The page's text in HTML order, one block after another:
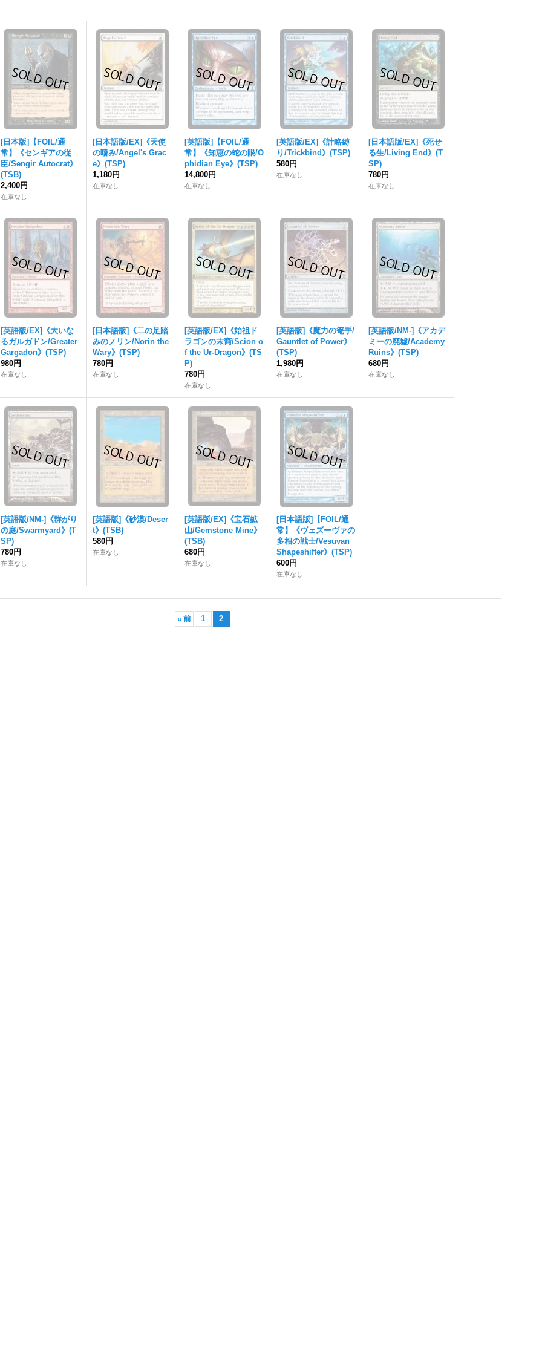
[日本版]【FOIL/通
常】《センギアの従
臣/Sengir Autocrat》
(TSB)
2,400円
在庫なし
[日本語版/EX]《天使
の嗜み/Angel's Grac
e》(TSP)
1,180円
在庫なし
[英語版]【FOIL/通
常】《知恵の蛇の眼/O
phidian Eye》(TSP)
14,800円
在庫なし
[英語版/EX]《計略縛
り/Trickbind》(TSP)
580円
在庫なし
[日本語版/EX]《死せ
る生/Living End》(T
SP)
780円
在庫なし
[英語版/EX]《大いな
るガルガドン/Greater
Gargadon》(TSP)
980円
在庫なし
[日本語版]《二の足踏
みのノリン/Norin the
Wary》(TSP)
780円
在庫なし
[英語版/EX]《始祖ド
ラゴンの末裔/Scion o
f the Ur-Dragon》(TS
P)
780円
在庫なし
[英語版]《魔力の篭手/
Gauntlet of Power》
(TSP)
1,980円
在庫なし
[英語版/NM-]《アカデ
ミーの廃墟/Academy
Ruins》(TSP)
680円
在庫なし
[英語版/NM-]《群がり
の庭/Swarmyard》(T
SP)
780円
在庫なし
[英語版]《砂漠/Deser
t》(TSB)
580円
在庫なし
[英語版/EX]《宝石鉱
山/Gemstone Mine》
(TSB)
680円
在庫なし
[日本語版]【FOIL/通
常】《ヴェズーヴァの
多相の戦士/Vesuvan
Shapeshifter》(TSP)
600円
在庫なし
« 前 1 2